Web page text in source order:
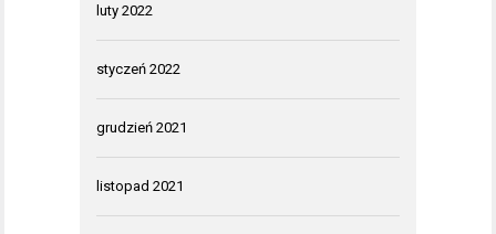
luty 2022
styczeń 2022
grudzień 2021
listopad 2021